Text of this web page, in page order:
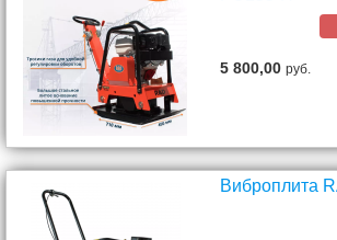
5 800,00руб.
Виброплита